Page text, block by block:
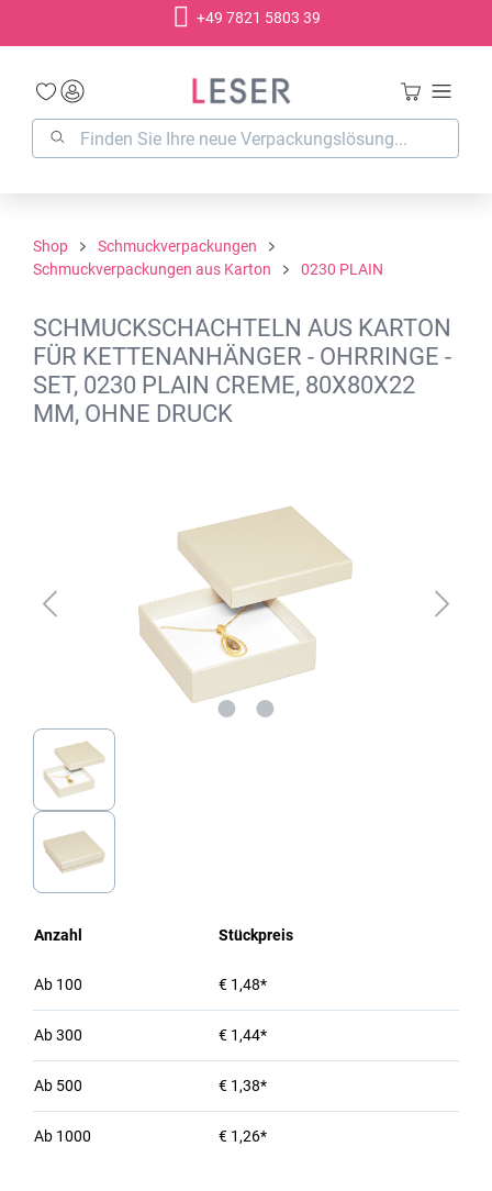
+49 7821 5803 39
Shop
Schmuckverpackungen
Schmuckverpackungen aus Karton
0230 PLAIN
SCHMUCKSCHACHTELN AUS KARTON
FÜR KETTENANHÄNGER - OHRRINGE -
SET, 0230 PLAIN CREME, 80X80X22
MM, OHNE DRUCK
Anzahl Stückpreis
Ab 100 € 1,48*
Ab300 € 1,44*
Ab 500 € 1,38*
Ab 1000 € 1,26*